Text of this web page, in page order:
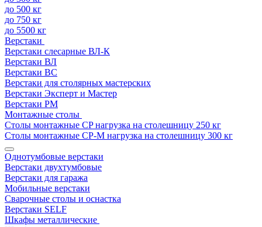
до 500 кг
до 750 кг
до 5500 кг
Верстаки
Верстаки слесарные ВЛ-К
Верстаки ВЛ
Верстаки ВС
Верстаки для столярных мастерских
Верстаки Эксперт и Мастер
Верстаки РМ
Монтажные столы
Столы монтажные СP нагрузка на столешницу 250 кг
Столы монтажные СР-М нагрузка на столешницу 300 кг
Однотумбовые верстаки
Верстаки двухтумбовые
Верстаки для гаража
Мобильные верстаки
Сварочные столы и оснастка
Верстаки SELF
Шкафы металлические